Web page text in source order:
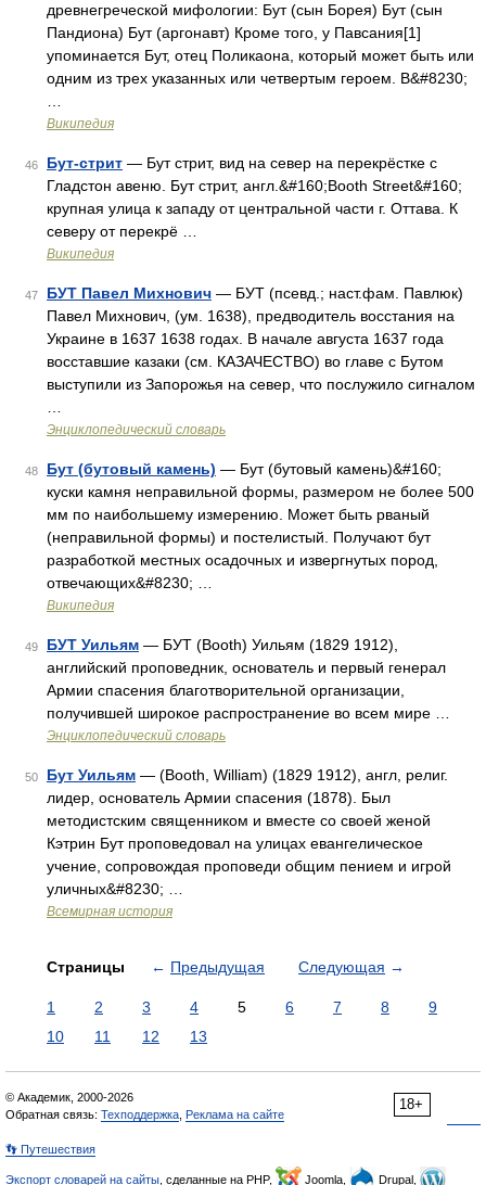
древнегреческой мифологии: Бут (сын Борея) Бут (сын
Пандиона) Бут (аргонавт) Кроме того, у Павсания[1]
упоминается Бут, отец Поликаона, который может быть или
одним из трех указанных или четвертым героем. В&#8230;
Википедия
46 Бут-стрит — Бут стрит, вид на север на перекрёстке с
Гладстон авеню. Бут стрит, англ.&#160;Booth Street&#160;
крупная улица к западу от центральной части г. Оттава. К
северу от перекрё …
Википедия
47 БУТ Павел Михнович — БУТ (псевд.; наст.фам. Павлюк)
Павел Михнович, (ум. 1638), предводитель восстания на
Украине в 1637 1638 годах. В начале августа 1637 года
восставшие казаки (см. КАЗАЧЕСТВО) во главе с Бутом
выступили из Запорожья на север, что послужило сигналом
Энциклопедический словарь
48 Бут (бутовый камень) — Бут (бутовый камень)&#160;
куски камня неправильной формы, размером не более 500
мм по наибольшему измерению. Может быть рваный
(неправильной формы) и постелистый. Получают бут
разработкой местных осадочных и извергнутых пород,
отвечающих&#8230; …
Википедия
49 БУТ Уильям — БУТ (Booth) Уильям (1829 1912),
английский проповедник, основатель и первый генерал
Армии спасения благотворительной организации,
получившей широкое распространение во всем мире …
Энциклопедический словарь
50 Бут Уильям — (Booth, William) (1829 1912), англ, религ.
лидер, основатель Армии спасения (1878). Был
методистским священником и вместе со своей женой
Кэтрин Бут проповедовал на улицах евангелическое
учение, сопровождая проповеди общим пением и игрой
уличных&#8230; …
Всемирная история
Страницы ← Предыдущая Следующая →
1 2 3 4 5 6 7 8
9
10
11 12 13
18+
© Академик, 2000-2026
Обратная связь: Техподдержка Реклама на сайте
👣 Путешествия
Экспорт словарей на сайты , сделанные на PHP, Joomla, Drupal,